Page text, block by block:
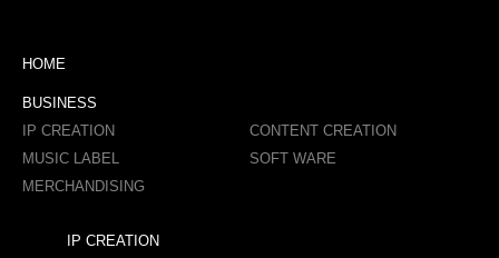
HOME
BUSINESS
IP CREATION
CONTENT CREATION
MUSIC LABEL
SOFT WARE
MERCHANDISING
IP CREATION